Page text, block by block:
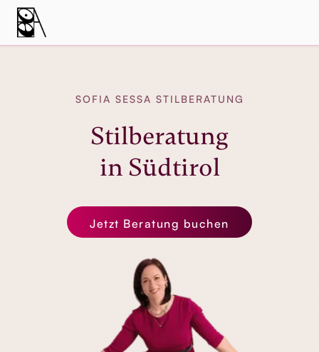
SOFIA SESSA STILBERATUNG
Stilberatung
in Südtirol
Jetzt Beratung buchen